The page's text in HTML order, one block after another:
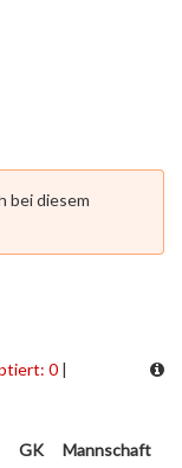
bei diesem
0 |
GK Mannschaft